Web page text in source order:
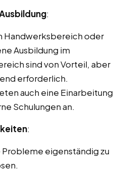
:
Handwerksbereich oder
Ausbildung im
sind von Vorteil, aber
erforderlich.
auch eine Einarbeitung
Schulungen an.
:
eigenständig zu